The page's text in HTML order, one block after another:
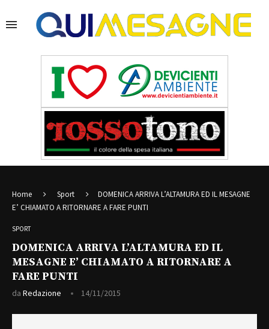
Home Sport
DOMENICA ARRIVA L’ALTAMURA ED IL MESAGNE
E’ CHIAMATO A RITORNARE A FARE PUNTI
SPORT
DOMENICA ARRIVA L’ALTAMURA ED IL
MESAGNE E’ CHIAMATO A RITORNARE A
FARE PUNTI
da Redazione 14/11/2015